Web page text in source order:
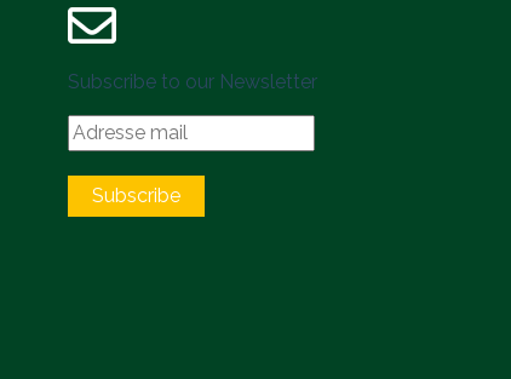
Subscribe to our Newsletter
Subscribe